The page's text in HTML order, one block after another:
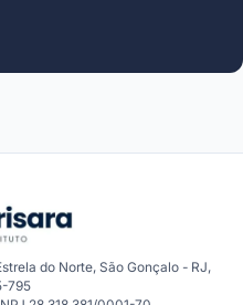
do Norte, São Gonçalo - RJ,
795